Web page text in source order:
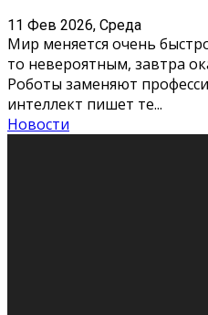
11 Фев 2026, Среда
Стресс – нормальная
факторов,
больше, чем ресурсов.
стрессовым состояни
Новости